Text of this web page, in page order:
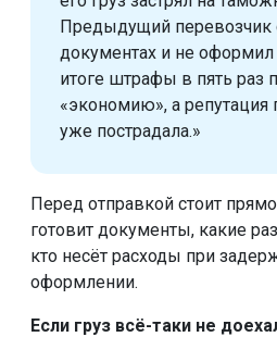
Предыдущий перевозчик
документах и не
итоге штрафы в пять раз
«экономию», а репутация
уже пострадала.»
Перед отправкой стоит
готовит документы, какие
кто несёт расходы при
оформлении.
Если груз всё-таки не